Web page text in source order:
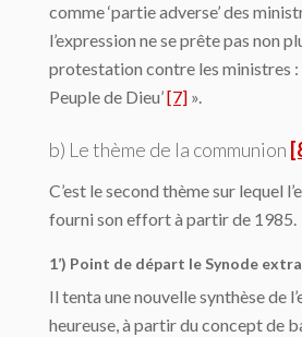
comme ‘partie adverse’ des
l’expression ne se prête pas non
protestation contre les ministres :
Peuple de Dieu’[7] ».
b) Le thème de la communion
C’est le second thème sur lequel
fourni son effort à partir de 1985.
1’) Point de départ le Synode
Il tenta une nouvelle synthèse de
heureuse, à partir du concept de